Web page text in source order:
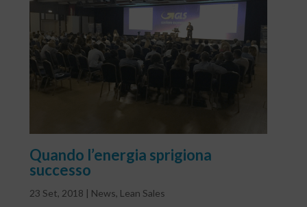
Quando l’energia sprigiona
successo
23 Set, 2018 | News, Lean Sales